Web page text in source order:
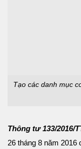
Tạo các danh mục
Thông tư 133/2016/
26 tháng 8 năm 2016